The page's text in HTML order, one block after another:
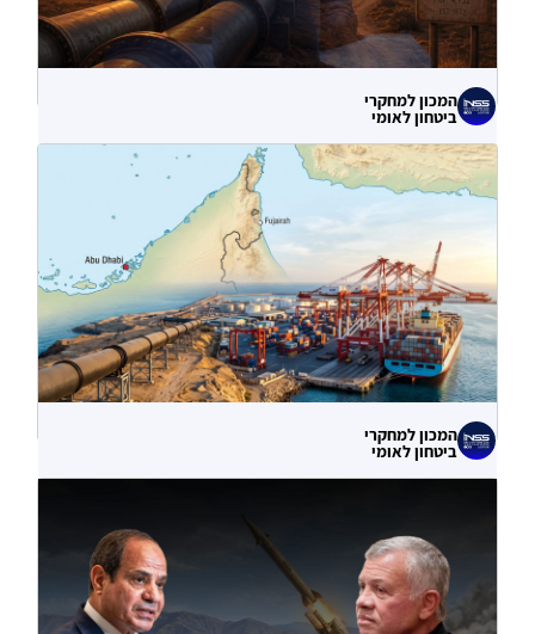
המכון למחקרי
ביטחון לאומי
לא רק הנזק המיידי: מה מלמדות תקיפות
הסייבר נגד תשתיות המים בארצות הברית?
המכון למחקרי
ביטחון לאומי
עוקף הורמוז? ההימור האסטרטגי הבעייתי
04.08.2026